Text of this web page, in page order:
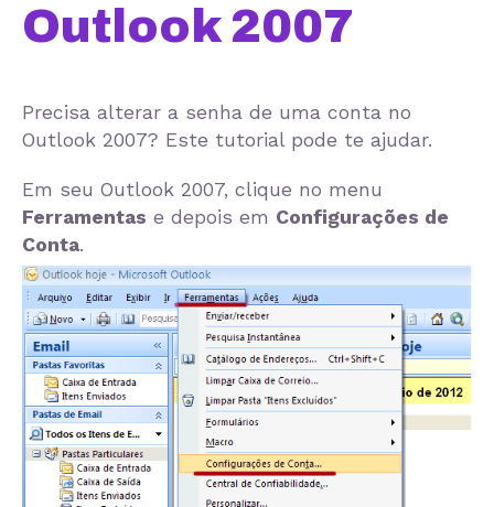
Outlook 2007
Precisa alterar a senha de uma conta no
Outlook 2007? Este tutorial pode te ajudar.
Em seu Outlook 2007, clique no menu
Ferramentas e depois em Configurações de
Conta.